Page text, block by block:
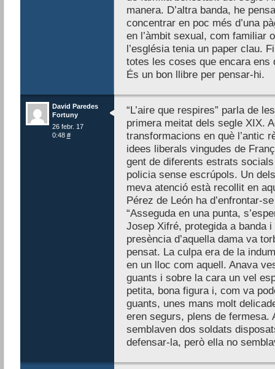
manera. D’altra banda, he
concentrar en poc més d’una
en l’àmbit sexual, com familiar
l’església tenia un paper clau.
totes les coses que encara ens
És un bon llibre per pensar-hi.
David Paredes
Fortuny
26 febr. 17
0:48 #
“L’aire que respires” parla de
primera meitat dels segle XIX.
transformacions en què l’antic
idees liberals vingudes de
gent de diferents estrats
policia sense escrúpols. Un
meva atenció està recollit en
Pérez de León ha d’enfrontar-
“Asseguda en una punta,
Josep Xifré, protegida a banda
presència d’aquella dama va
pensat. La culpa era de la
en un lloc com aquell. Anava
guants i sobre la cara un vel
petita, bona figura i, com va
guants, unes mans molt
eren segurs, plens de
semblaven dos soldats
defensar-la, però ella no